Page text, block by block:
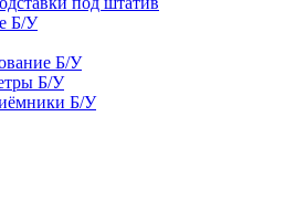
Б/У
Б/У
Б/У
Б/У